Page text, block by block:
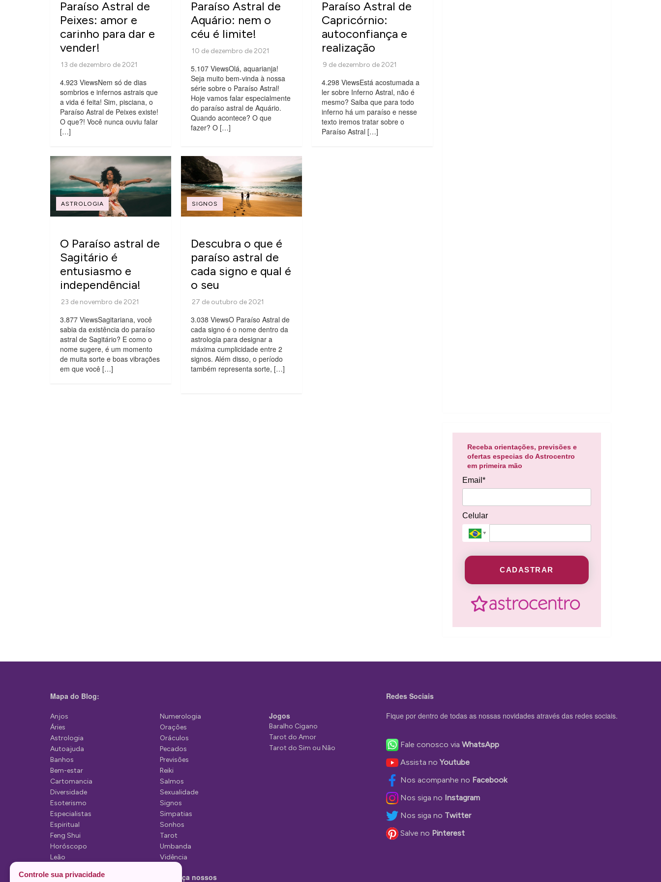
Paraíso Astral de
Peixes: amor e
carinho para dar e
vender!
4.923 ViewsNem só de dias
sombrios e infernos astrais que
a vida é feita! Sim, pisciana, o
Paraíso Astral de Peixes existe!
O que?! Você nunca ouviu falar
[…]
Paraíso Astral de
Aquário: nem o
céu é limite!
5.107 ViewsOlá, aquarianja!
Seja muito bem-vinda à nossa
série sobre o Paraíso Astral!
Hoje vamos falar especialmente
do paraíso astral de Aquário.
Quando acontece? O que
fazer? O […]
Paraíso Astral de
Capricórnio:
autoconfiança e
realização
4.298 ViewsEstá acostumada a
ler sobre Inferno Astral, não é
mesmo? Saiba que para todo
inferno há um paraíso e nesse
texto iremos tratar sobre o
Paraíso Astral […]
ASTROLOGIA
O Paraíso astral de
Sagitário é
entusiasmo e
independência!
3.877 ViewsSagitariana, você
sabia da existência do paraíso
astral de Sagitário? E como o
nome sugere, é um momento
de muita sorte e boas vibrações
em que você […]
SIGNOS
Descubra o que é
paraíso astral de
cada signo e qual é
o seu
3.038 ViewsO Paraíso Astral de
cada signo é o nome dentro da
astrologia para designar a
máxima cumplicidade entre 2
signos. Além disso, o período
também representa sorte, […]
Receba orientações, previsões e
ofertas especias do Astrocentro
em primeira mão
Email*
Celular
CADASTRAR
Mapa do Blog:
Anjos
Áries
Astrologia
Autoajuda
Banhos
Bem-estar
Cartomancia
Diversidade
Esoterismo
Especialistas
Espiritual
Feng Shui
Horóscopo
Leão
Mediunidade
Numerologia
Orações
Oráculos
Pecados
Previsões
Reiki
Salmos
Sexualidade
Signos
Simpatias
Sonhos
Tarot
Umbanda
Vidência
Conheça nossos
Jogos
Baralho Cigano
Tarot do Amor
Tarot do Sim ou Não
Redes Sociais
Fique por dentro de todas as nossas novidades através das redes sociais.
Fale conosco via WhatsApp
Assista noYoutube
Nos acompanhe no Facebook
Nos siga no Instagram
Nos siga no Twitter
Salve no Pinterest
Controle sua privacidade